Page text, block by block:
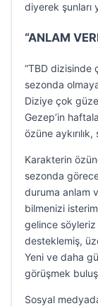
diyerek şunları
“ANLAM
“TBD dizisinde
sezonda
Diziye çok
Gezep’in
özüne
Karakterin
sezonda
duruma anlam
bilmenizi
gelince söyleriz
desteklemiş,
Yeni ve daha
görüşmek
Sosyal